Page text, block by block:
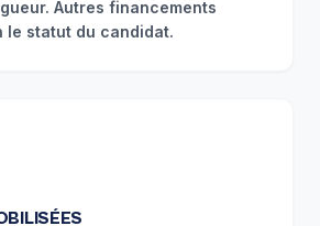
Autres financements
le statut du candidat.